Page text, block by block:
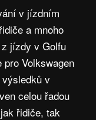
v jízdním
a mnoho
jízdy v Golfu
Volkswagen
v
celou řadou
řidiče, tak